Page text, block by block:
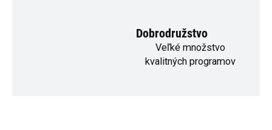
Dobrodružstvo
Veľké množstvo
kvalitných programov